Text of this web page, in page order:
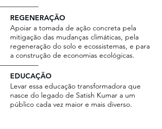
REGENERAÇÃO
Apoiar a tomada de ação concreta pela
mitigação das mudanças climáticas, pela
regeneração do solo e ecossistemas, e para
a construção de economias ecológicas.
EDUCAÇÃO
Levar essa educação transformadora que
nasce do legado de Satish Kumar a um
público cada vez maior e mais diverso.